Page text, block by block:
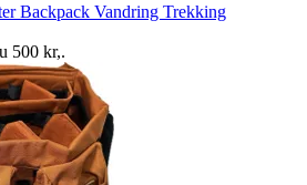
Backpack Vandring Trekking
500 kr,.